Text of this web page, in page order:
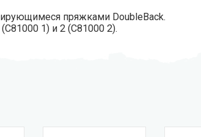
пряжками DoubleBack.
1) и 2 (C81000 2).